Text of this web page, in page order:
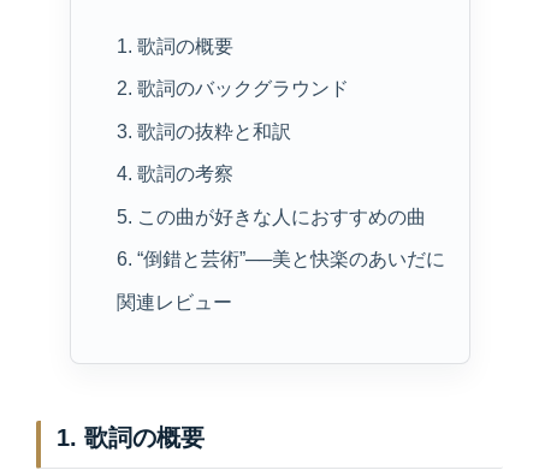
1. 歌詞の概要
2. 歌詞のバックグラウンド
3. 歌詞の抜粋と和訳
4. 歌詞の考察
5. この曲が好きな人におすすめの曲
6. “倒錯と芸術”──美と快楽のあいだに
関連レビュー
1. 歌詞の概要